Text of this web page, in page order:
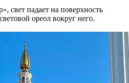
свет падает на поверхность
ореол вокруг него.